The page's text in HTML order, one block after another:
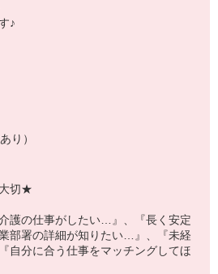
♪
り）
切★
護の仕事がしたい…』、『長く安定
部署の詳細が知りたい…』、『未経
自分に合う仕事をマッチングしてほ